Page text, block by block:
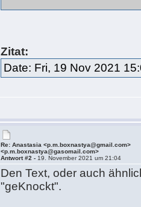
Zitat:
Date: Fri, 19 Nov 2021
Re: Anastasia <p.m.boxnastya@gmail.com>
<p.m.boxnastya@gasomail.com>
Antwort #2 - 19. November 2021 um 21:04
Den Text, oder auch
"geKnockt".